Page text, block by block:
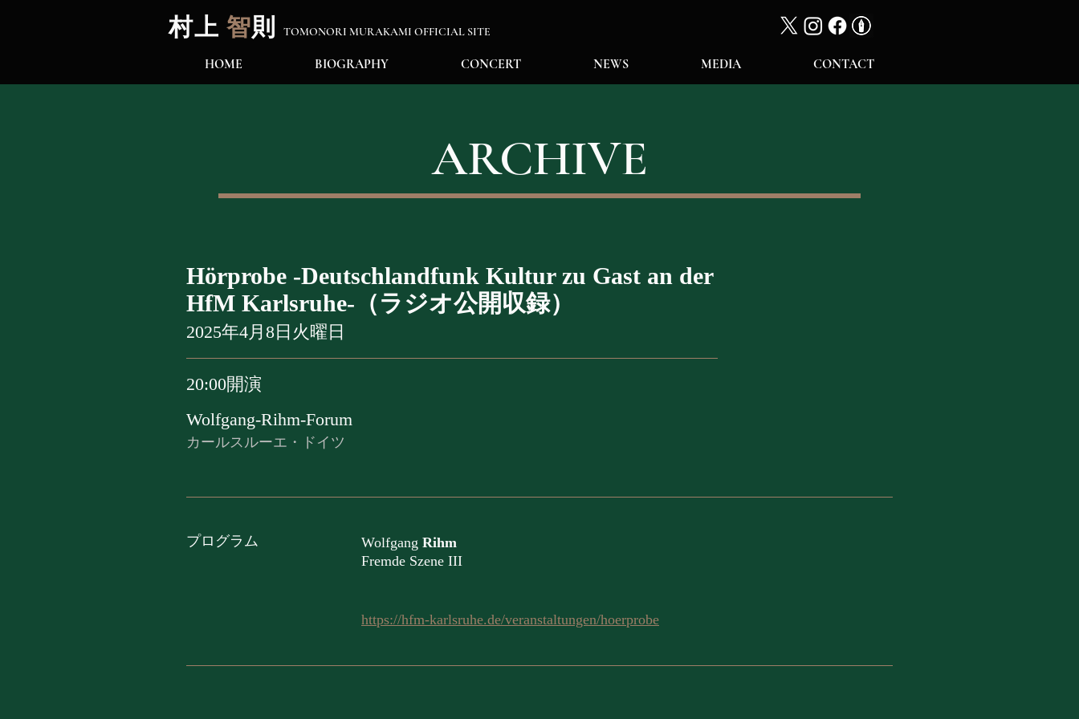
村上 智則 TOMONORI MURAKAMI OFFICIAL SITE
HOME BIOGRAPHY CONCERT NEWS MEDIA CONTACT
ARCHIVE
Hörprobe -Deutschlandfunk Kultur zu Gast an der
HfM Karlsruhe-（ラジオ公開収録）
2025年4月8日火曜日
20:00開演
Wolfgang-Rihm-Forum
カールスルーエ・ドイツ
​プログラム Wolfgang Rihm
Fremde Szene III
https://hfm-karlsruhe.de/veranstaltungen/hoerprobe